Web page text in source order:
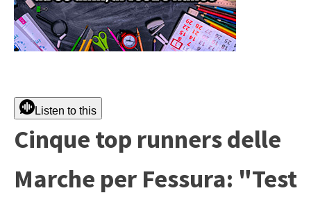
Listen to this
Cinque top runners delle
Marche per Fessura: "Test